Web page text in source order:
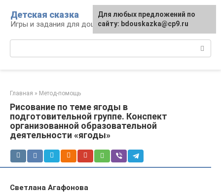
контенту
Детская сказка
Игры и задания для дошкольников
Главная » Метод-помощь
Рисование по теме ягоды в
подготовительной группе. Конспект
организованной образовательной
деятельности «ягоды»
Светлана Агафонова
Для любых предложений по
сайту: bdouskazka@cp9.ru